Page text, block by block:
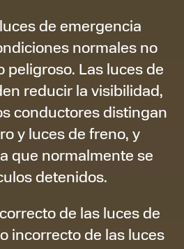
de emergencia
normales no
peligroso. Las luces de
reducir la visibilidad,
conductores distingan
y luces de freno, y
que normalmente se
detenidos.
de las luces de
incorrecto de las luces